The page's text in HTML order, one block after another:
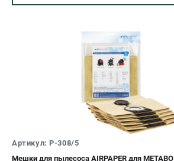
Артикул: P-308/5
Мешки для пылесоса AIRPAPER для METABO ASR 25 L; ASR 35 L